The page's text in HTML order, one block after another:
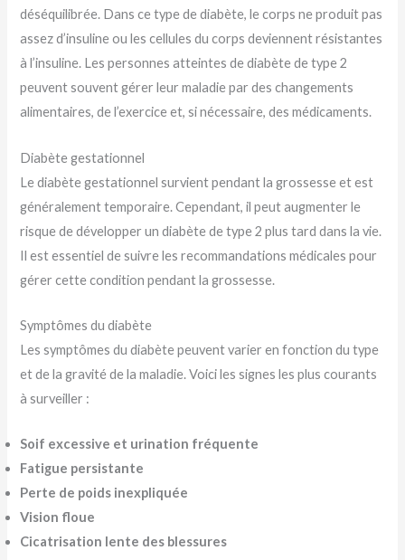
déséquilibrée. Dans ce type de diabète, le corps ne produit pas
assez d’insuline ou les cellules du corps deviennent résistantes
à l’insuline. Les personnes atteintes de diabète de type 2
peuvent souvent gérer leur maladie par des changements
alimentaires, de l’exercice et, si nécessaire, des médicaments.
Diabète gestationnel
Le diabète gestationnel survient pendant la grossesse et est
généralement temporaire. Cependant, il peut augmenter le
risque de développer un diabète de type 2 plus tard dans la vie.
Il est essentiel de suivre les recommandations médicales pour
gérer cette condition pendant la grossesse.
Symptômes du diabète
Les symptômes du diabète peuvent varier en fonction du type
et de la gravité de la maladie. Voici les signes les plus courants
à surveiller :
Soif excessive et urination fréquente
Fatigue persistante
Perte de poids inexpliquée
Vision floue
Cicatrisation lente des blessures